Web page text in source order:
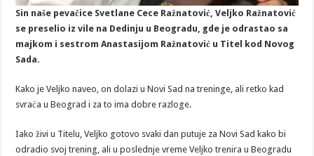
Sin naše pevačice Svetlane Cece Ražnatović, Veljko Ražnatović
se preselio iz vile na Dedinju u Beogradu, gde je odrastao sa
majkom i sestrom Anastasijom Ražnatović u Titel kod Novog
Sada.
Kako je Veljko naveo, on dolazi u Novi Sad na treninge, ali retko kad
svraća u Beograd i za to ima dobre razloge.
Iako živi u Titelu, Veljko gotovo svaki dan putuje za Novi Sad kako bi
odradio svoj trening, ali u poslednje vreme Veljko trenira u Beogradu